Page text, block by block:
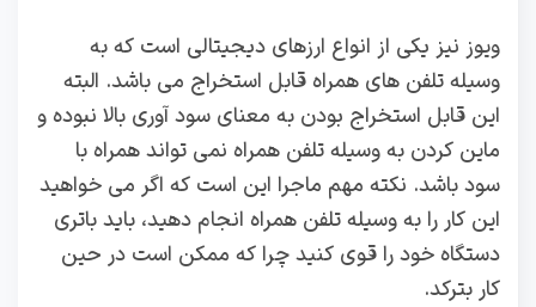
ویوز نیز یکی از انواع ارزهای دیجیتالی است که به
وسیله تلفن های همراه قابل استخراج می باشد. البته
این قابل استخراج بودن به معنای سود آوری بالا نبوده و
ماین کردن به وسیله تلفن همراه نمی تواند همراه با
سود باشد. نکته مهم ماجرا این است که اگر می خواهید
این کار را به وسیله تلفن همراه انجام دهید، باید باتری
دستگاه خود را قوی کنید چرا که ممکن است در حین
کار بترکد.